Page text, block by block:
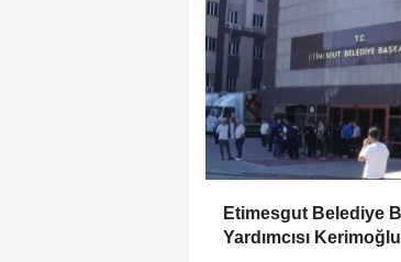
Etimesgut Belediye
Yardımcısı